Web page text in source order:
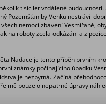
tisíc let vzdálené
Pozemšťan by Venku nestrávil
nemocí zbavení Vesmířané,
na roboty zcela odkázáni a z
Nadace je tento příběh prvním
známky počínajícího úpadku
je nezbytná. Začíná
pouze o nepatrné úpravy